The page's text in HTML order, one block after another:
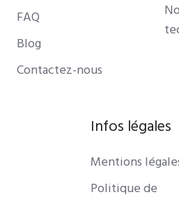
FAQ
Blog
Contactez-nous
Infos légales
Mentions
Politique de